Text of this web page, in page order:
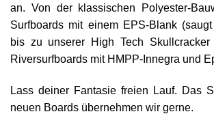
an. Von der klassischen Polyester-
Surfboards mit einem EPS-Blank
bis zu unserer High Tech
Riversurfboards mit HMPP-Innegra und
Lass deiner Fantasie freien Lauf. Das
neuen Boards übernehmen wir gerne.